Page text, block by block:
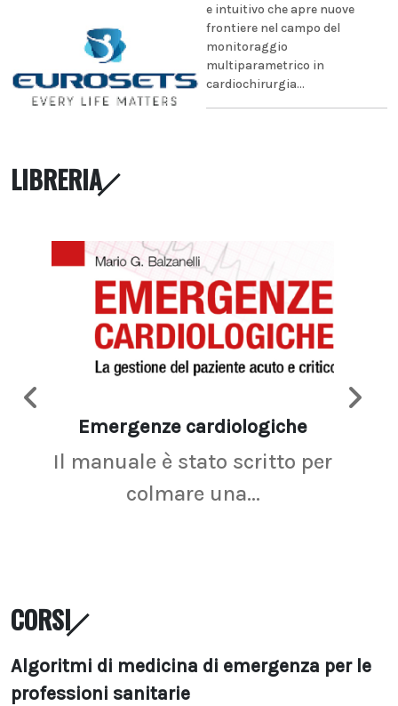
e intuitivo che apre nuove
frontiere nel campo del
monitoraggio
multiparametrico in
cardiochirurgia...
LIBRERIA
Emergenze cardiologiche
Il manuale è stato scritto per
colmare una...
CORSI
Algoritmi di medicina di emergenza per le
professioni sanitarie